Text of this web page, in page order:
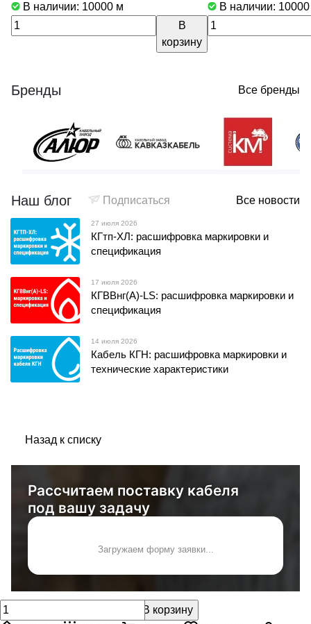
В наличии: 10000 м
В
корзину
В наличии:
Бренды Все бренды
Наш блог Подписаться Все новости
27 июля 2026
КГтп-ХЛ: расшифровка маркировки и
спецификация
17 июля 2026
КГВВнг(А)-LS: расшифровка маркировки и
спецификация
14 июля 2026
Кабель КГН: расшифровка маркировки и
технические характеристики
Назад к списку
Рассчитаем поставку кабеля
под вашу задачу
Загружаем форму заявки...
В корзину